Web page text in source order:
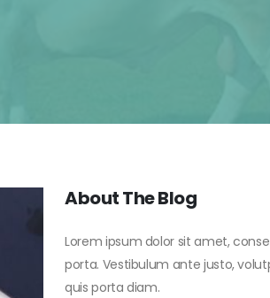
About The Blog
Lorem ipsum dolor sit amet,
porta. Vestibulum ante justo,
quis porta diam.